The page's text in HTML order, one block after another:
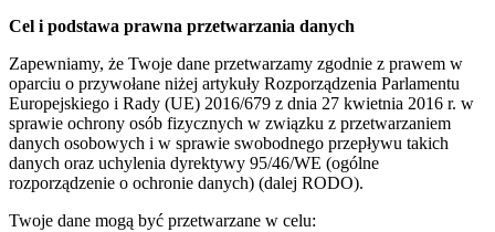
Cel i podstawa prawna przetwarzania danych
Zapewniamy, że Twoje dane przetwarzamy zgodnie z prawem w
oparciu o przywołane niżej artykuły Rozporządzenia Parlamentu
Europejskiego i Rady (UE) 2016/679 z dnia 27 kwietnia 2016 r. w
sprawie ochrony osób fizycznych w związku z przetwarzaniem
danych osobowych i w sprawie swobodnego przepływu takich
danych oraz uchylenia dyrektywy 95/46/WE (ogólne
rozporządzenie o ochronie danych) (dalej RODO).
Twoje dane mogą być przetwarzane w celu: